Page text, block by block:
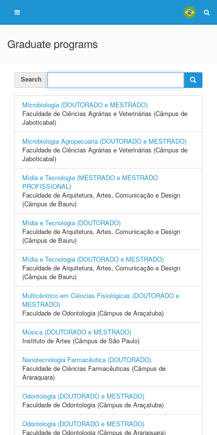
Graduate programs
Search
Microbiologia (DOUTORADO e MESTRADO)
Faculdade de Ciências Agrárias e Veterinárias (Câmpus de
Jaboticabal)
Microbiologia Agropecuária (DOUTORADO e MESTRADO)
Faculdade de Ciências Agrárias e Veterinárias (Câmpus de
Jaboticabal)
Mídia e Tecnologia (MESTRADO e MESTRADO
PROFISSIONAL)
Faculdade de Arquitetura, Artes, Comunicação e Design
(Câmpus de Bauru)
Mídia e Tecnologia (DOUTORADO)
Faculdade de Arquitetura, Artes, Comunicação e Design
(Câmpus de Bauru)
Mídia e Tecnologia (DOUTORADO e MESTRADO)
Faculdade de Arquitetura, Artes, Comunicação e Design
(Câmpus de Bauru)
Multicêntrico em Ciências Fisiológicas (DOUTORADO e
MESTRADO)
Faculdade de Odontologia (Câmpus de Araçatuba)
Música (DOUTORADO e MESTRADO)
Instituto de Artes (Câmpus de São Paulo)
Nanotecnologia Farmacêutica (DOUTORADO)
Faculdade de Ciências Farmacêuticas (Câmpus de
Araraquara)
Odontologia (DOUTORADO e MESTRADO)
Faculdade de Odontologia (Câmpus de Araçatuba)
Odontologia (DOUTORADO e MESTRADO)
Faculdade de Odontologia (Câmpus de Araraquara)